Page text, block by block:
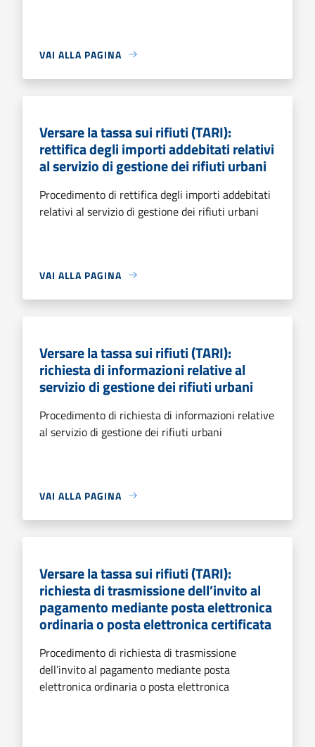
VAI ALLA PAGINA
Versare la tassa sui rifiuti (TARI):
rettifica degli importi addebitati relativi
al servizio di gestione dei rifiuti urbani
Procedimento di rettifica degli importi addebitati
relativi al servizio di gestione dei rifiuti urbani
VAI ALLA PAGINA
Versare la tassa sui rifiuti (TARI):
richiesta di informazioni relative al
servizio di gestione dei rifiuti urbani
Procedimento di richiesta di informazioni relative
al servizio di gestione dei rifiuti urbani
VAI ALLA PAGINA
Versare la tassa sui rifiuti (TARI):
richiesta di trasmissione dell’invito al
pagamento mediante posta elettronica
ordinaria o posta elettronica certificata
Procedimento di richiesta di trasmissione
dell’invito al pagamento mediante posta
elettronica ordinaria o posta elettronica